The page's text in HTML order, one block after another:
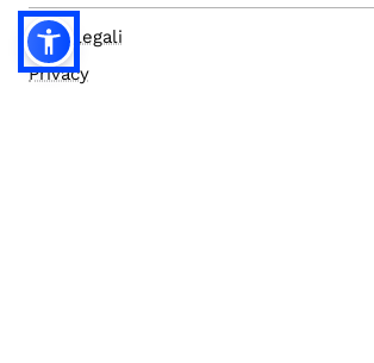
Note legali
Privacy